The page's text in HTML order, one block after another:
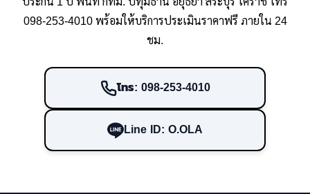
098-253-4010 พร้อมให้บริการประเมินราคาฟรี ภายใน 24
ชม.
โทร: 098-253-4010
Line ID: O.OLA